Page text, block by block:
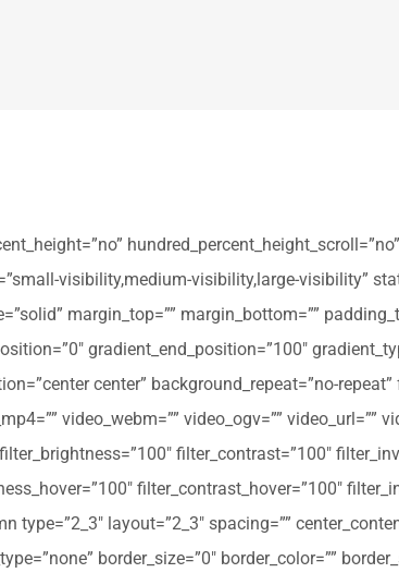
visibility,medium-visibility,large-visibility”
margin_top=”” margin_bottom=””
gradient_end_position=”100″
center” background_repeat=”no-
video_webm=”” video_ogv=”” video_url=””
filter_contrast=”100″
filter_contrast_hover=”100″
layout=”2_3″ spacing=””
border_size=”0″ border_color=””